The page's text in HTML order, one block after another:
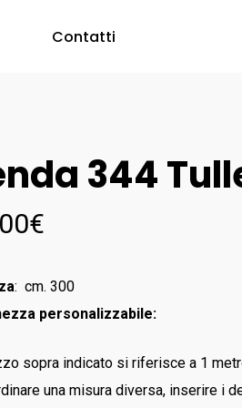
Contatti
344
€
: cm. 300
personalizzabile:
sopra indicato si riferisce a 1
una misura diversa, inserire i